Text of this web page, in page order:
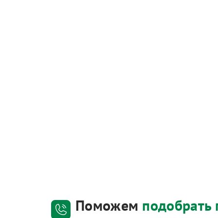
Поможем подобрать